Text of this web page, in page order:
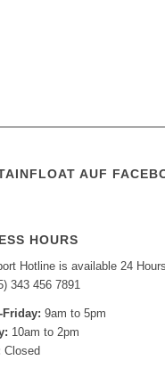
AUF
HOURS
Hotline is available 24
343 456 7891
Friday: 9am to 5pm
10am to 2pm
Closed